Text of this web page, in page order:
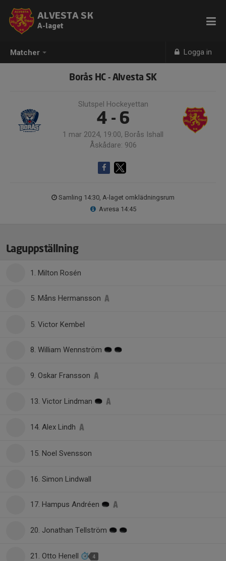
Matcher Logga in
ALVESTA SK
A-laget
Borås HC - Alvesta SK
Slutspel Hockeyettan
4 - 6
1 mar 2024, 19:00, Borås Ishall
Åskådare: 906
Samling 14:30, A-laget omklädningsrum
Avresa 14:45
Laguppställning
1. Milton Rosén
5. Måns Hermansson
5. Victor Kembel
8. William Wennström
9. Oskar Fransson
13. Victor Lindman
14. Alex Lindh
15. Noel Svensson
16. Simon Lindwall
17. Hampus Andréen
20. Jonathan Tellström
21. Otto Henell 4